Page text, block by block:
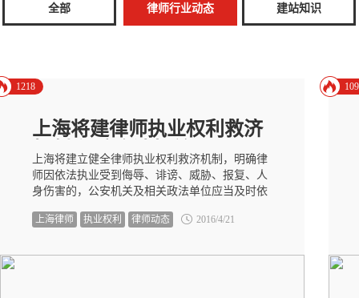
全部 律师行业动态 建站知识
1218
上海将建律师执业权利救济
机制 保障合法权益
上海将建立健全律师执业权利救济机制，明确律
师因依法执业受到侮辱、诽谤、威胁、报复、人
身伤害的，公安机关及相关政法单位应当及时依
上海律师 执业权利 律师动态 2016/4/21